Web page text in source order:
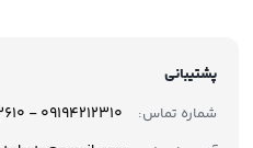
پشتیبانی
شماره تماس:
09194212310 - 09194213610 - 02136900284 - 02136900293